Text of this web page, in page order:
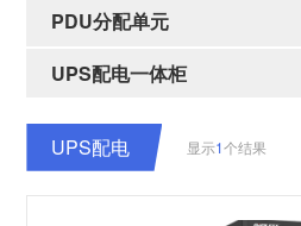
PDU分配单元
UPS配电一体柜
UPS配电
一体柜
显示1个结果